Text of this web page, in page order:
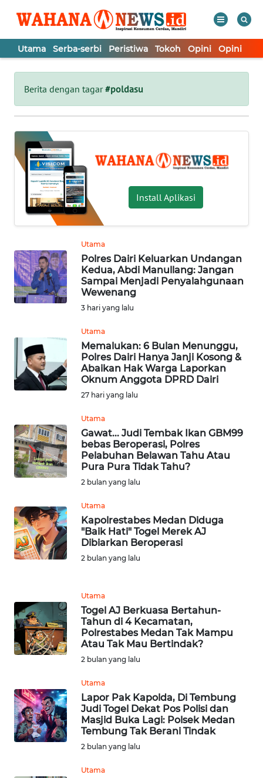
Utama Serba-serbi Peristiwa Tokoh Opini Opini
Berita dengan tagar#poldasu
Install Aplikasi
Utama
Polres Dairi Keluarkan Undangan
Kedua, Abdi Manullang: Jangan
Sampai Menjadi Penyalahgunaan
Wewenang
3 hari yang lalu
Utama
Memalukan: 6 Bulan Menunggu,
Polres Dairi Hanya Janji Kosong &
Abaikan Hak Warga Laporkan
Oknum Anggota DPRD Dairi
27 hari yang lalu
Utama
Gawat... Judi Tembak Ikan GBM99
bebas Beroperasi, Polres
Pelabuhan Belawan Tahu Atau
Pura Pura Tidak Tahu?
2 bulan yang lalu
Utama
Kapolrestabes Medan Diduga
"Baik Hati" Togel Merek AJ
Dibiarkan Beroperasi
2 bulan yang lalu
Utama
Togel AJ Berkuasa Bertahun-
Tahun di 4 Kecamatan,
Polrestabes Medan Tak Mampu
Atau Tak Mau Bertindak?
2 bulan yang lalu
Utama
Lapor Pak Kapolda, Di Tembung
Judi Togel Dekat Pos Polisi dan
Masjid Buka Lagi: Polsek Medan
Tembung Tak Berani Tindak
2 bulan yang lalu
Utama
Tutup
UTAMA
SERBA-
SERBI
PERISTIWA
TOKOH
OPINI
OPINI
INDEKS
BERITA
INFO
IKLAN
PEDOMAN
MEDIA
SIBER
KARIR
DISCLAIMER
News
Regional
WN
SUMUT